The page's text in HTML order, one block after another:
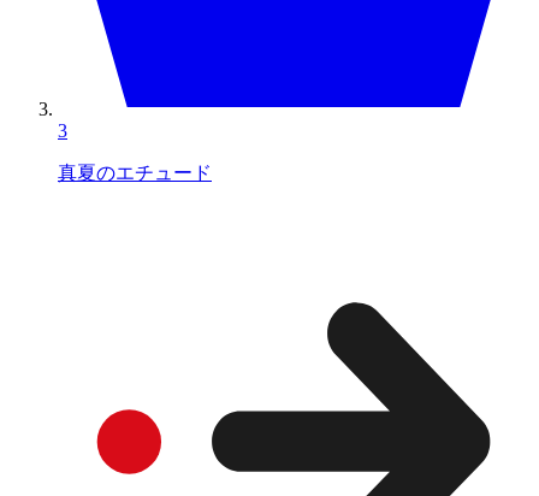
3
真夏のエチュード